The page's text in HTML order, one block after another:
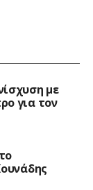
με
για τον